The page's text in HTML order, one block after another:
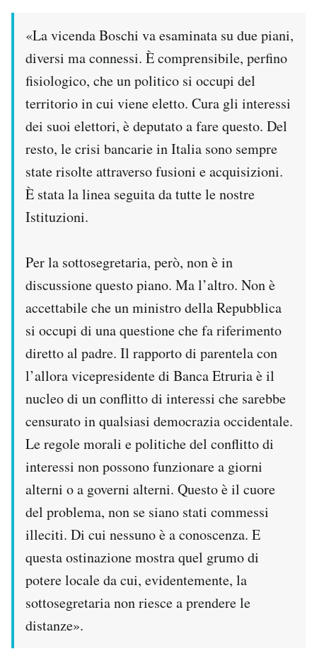
«La vicenda Boschi va esaminata su due piani,
diversi ma connessi. È comprensibile, perfino
fisiologico, che un politico si occupi del
territorio in cui viene eletto. Cura gli interessi
dei suoi elettori, è deputato a fare questo. Del
resto, le crisi bancarie in Italia sono sempre
state risolte attraverso fusioni e acquisizioni.
È stata la linea seguita da tutte le nostre
Istituzioni.
Per la sottosegretaria, però, non è in
discussione questo piano. Ma l’altro. Non è
accettabile che un ministro della Repubblica
si occupi di una questione che fa riferimento
diretto al padre. Il rapporto di parentela con
l’allora vicepresidente di Banca Etruria è il
nucleo di un conflitto di interessi che sarebbe
censurato in qualsiasi democrazia occidentale.
Le regole morali e politiche del conflitto di
interessi non possono funzionare a giorni
alterni o a governi alterni. Questo è il cuore
del problema, non se siano stati commessi
illeciti. Di cui nessuno è a conoscenza. E
questa ostinazione mostra quel grumo di
potere locale da cui, evidentemente, la
sottosegretaria non riesce a prendere le
distanze».